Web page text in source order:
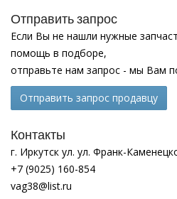
Отправить запрос
Если Вы не нашли нужные
помощь в подборе,
отправьте нам запрос - мы Вам
Отправить запрос продавцу
Контакты
г. Иркутск ул. ул. Франк-
+7 (9025) 160-854
vag38@list.ru